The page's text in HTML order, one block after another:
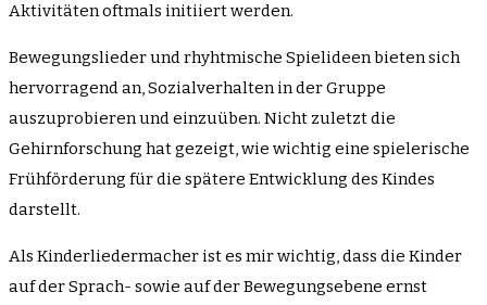
Aktivitäten oftmals initiiert werden.
Bewegungslieder und rhyhtmische Spielideen bieten sich
hervorragend an, Sozialverhalten in der Gruppe
auszuprobieren und einzuüben. Nicht zuletzt die
Gehirnforschung hat gezeigt, wie wichtig eine spielerische
Frühförderung für die spätere Entwicklung des Kindes
darstellt.
Als Kinderliedermacher ist es mir wichtig, dass die Kinder
auf der Sprach- sowie auf der Bewegungsebene ernst